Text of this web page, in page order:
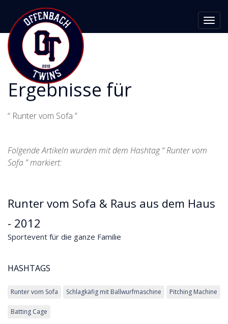
Ergebnisse für
“ Runter vom Sofa ”
Folgende Artikeln wurden mit dem Hashtag “ Runter vom
Sofa ” markiert:
Runter vom Sofa & Raus aus dem Haus
- 2012
Sportevent für die ganze Familie
HASHTAGS
Runter vom Sofa Schlagkäfig mit Ballwurfmaschine Pitching Machine
Batting Cage